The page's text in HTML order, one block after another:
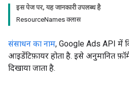
इस पेज पर, यह जानकारी उपलब्ध है
ResourceNames क्लास
संसाधन का नाम, Google Ads API में
आइडेंटिफ़ायर होता है. इसे अनुमानित
दिखाया जाता है.